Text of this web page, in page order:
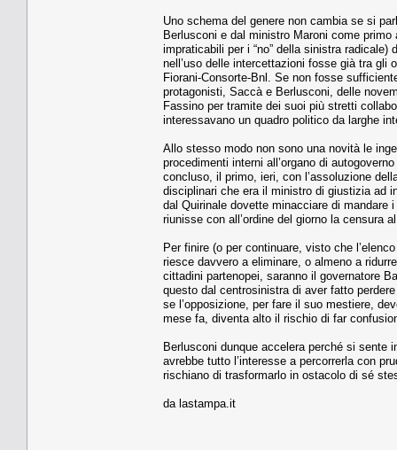
Uno schema del genere non cambia se si
Berlusconi e dal ministro Maroni come
impraticabili per i “no” della sinistra
nell’uso delle intercettazioni fosse già tra gli
Fiorani-Consorte-Bnl. Se non fosse
protagonisti, Saccà e Berlusconi, delle
Fassino per tramite dei suoi più stretti
interessavano un quadro politico da larghe
Allo stesso modo non sono una novità le
procedimenti interni all’organo di
concluso, il primo, ieri, con l’assoluzione
disciplinari che era il ministro di giustizia ad
dal Quirinale dovette minacciare di
riunisse con all’ordine del giorno la censura
Per finire (o per continuare, visto che
riesce davvero a eliminare, o almeno a
cittadini partenopei, saranno il governatore
questo dal centrosinistra di aver fatto
se l’opposizione, per fare il suo mestiere,
mese fa, diventa alto il rischio di far
Berlusconi dunque accelera perché si sente
avrebbe tutto l’interesse a percorrerla con
rischiano di trasformarlo in ostacolo di sé
da lastampa.it